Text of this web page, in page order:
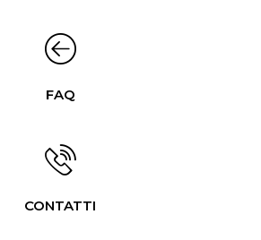
FAQ
CONTATTI